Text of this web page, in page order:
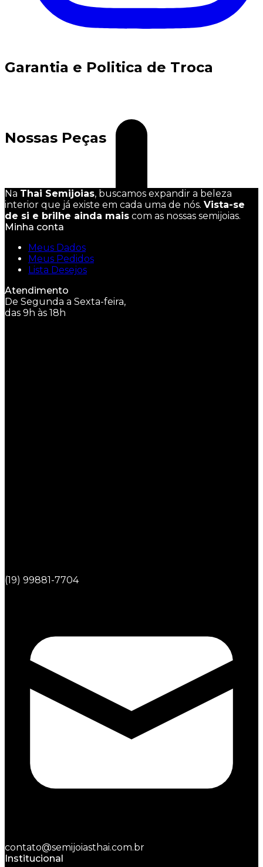
Garantia e Politica de Troca
Nossas Peças
Na Thai Semijoias, buscamos expandir a beleza
interior que já existe em cada uma de nós. Vista-se
de si e brilhe ainda mais com as nossas semijoias.
Minha conta
Meus Dados
Meus Pedidos
Lista Desejos
Atendimento
De Segunda a Sexta-feira,
das 9h às 18h
(19) 99881-7704
contato@semijoiasthai.com.br
Institucional